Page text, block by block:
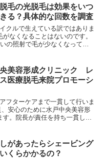
毛の光脱毛は効果をいつ
る？具体的な回数を調査
クルで生えている訳ではありま
なくなることはないのです。
の照射で毛が少なくなってき
美容形成クリニック レ
医療脱毛来院プロモーシ
フターケアまで一貫して行いま
安心のために水戸中央美容形
。院長が責任を持ち一貫して
があったらシェービング
くらかかるの？